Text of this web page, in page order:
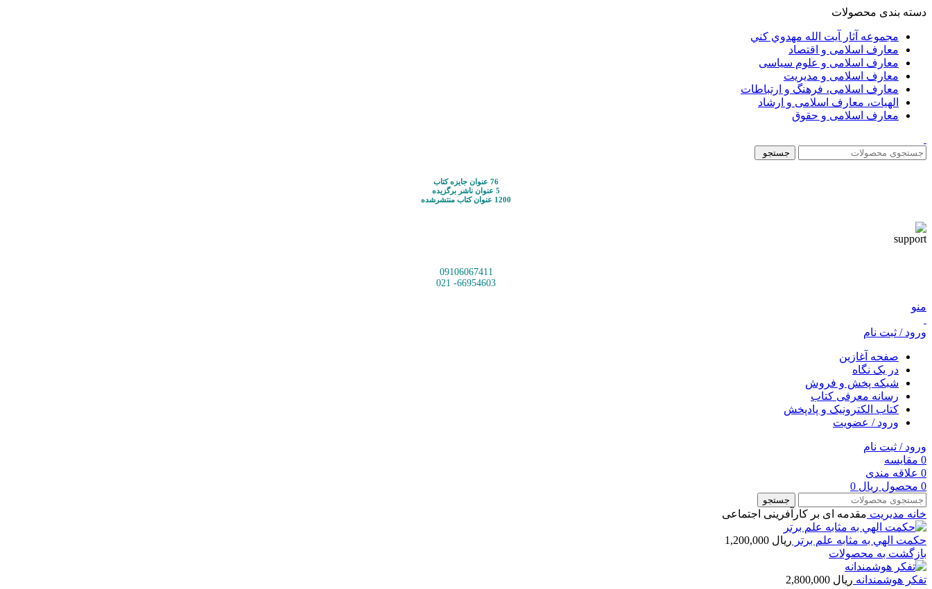
دسته بندی محصولات
مجموعه آثار آيت الله مهدوي كني
معارف اسلامی و اقتصاد
معارف اسلامی و علوم سیاسی
معارف اسلامی و مدیریت
معارف اسلامی، فرهنگ و ارتباطات
الهیات، معارف اسلامی و ارشاد
معارف اسلامی و حقوق
جستجو
76 عنوان جایزه کتاب
5 عنوان ناشر برگزیده
1200 عنوان کتاب منتشرشده
09106067411
66954603- 021
منو
ورود / ثبت نام
صفحه آغازین
در یک نگاه
شبکه پخش و فروش
رسانه معرفی کتاب
کتاب الکترونیک و پادپخش
ورود / عضویت
ورود / ثبت نام
0 مقایسه
0 علاقه مندی
0 محصول ریال
جستجو
خانه مديريت مقدمه ای بر کارآفرینی اجتماعی
حكمت الهي به مثابه علم برتر ریال
بازگشت به محصولات
تفكر هوشمندانه ریال